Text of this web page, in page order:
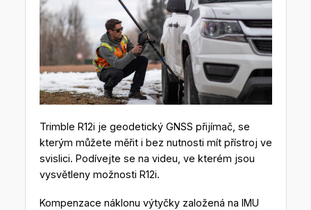
Trimble R12i je geodetický GNSS přijímač, se
kterým můžete měřit i bez nutnosti mít přístroj ve
svislici. Podívejte se na videu, ve kterém jsou
vysvětleny možnosti R12i.
Kompenzace náklonu výtyčky založená na IMU